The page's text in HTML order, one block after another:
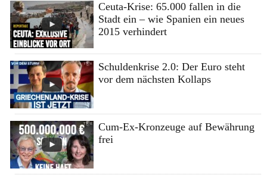
Ceuta-Krise: 65.000 fallen in die
Stadt ein – wie Spanien ein neues
2015 verhindert
Schuldenkrise 2.0: Der Euro steht
vor dem nächsten Kollaps
Cum-Ex-Kronzeuge auf Bewährung
frei